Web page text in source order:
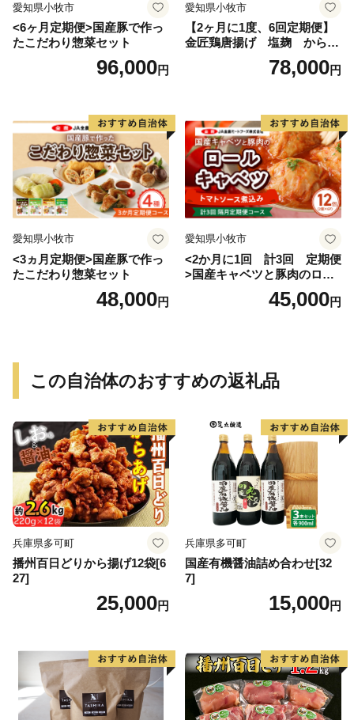
愛知県小牧市
<6ヶ月定期便>国産豚で作っ
たこだわり惣菜セット
96,000円
愛知県小牧市
【2ヶ月に1度、6回定期便】
金匠鶏唐揚げ 塩麹 からあ
78,000円
愛知県小牧市
<3ヵ月定期便>国産豚で作っ
たこだわり惣菜セット
48,000円
愛知県小牧市
<2か月に1回 計3回 定期便
>国産キャベツと豚肉のロー
ルキャベツ（6P入り）
45,000円
この自治体のおすすめの返礼品
兵庫県多可町
播州百日どりから揚げ12袋[6
27]
25,000円
兵庫県多可町
国産有機醤油詰め合わせ[32
7]
15,000円